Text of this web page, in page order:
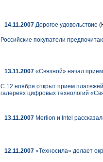
14.11.2007 Дорогое удовольствие
Российские покупатели
13.11.2007 «Связной» начал
С 12 ноября открыт прием
галереях цифровых технологий
13.11.2007 Merlion и Intel
12.11.2007 «Техносила» делает